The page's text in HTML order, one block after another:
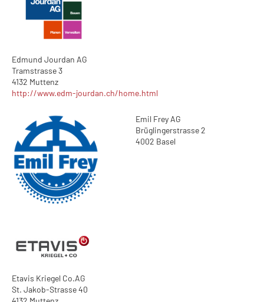
Edmund Jourdan AG
Tramstrasse 3
4132 Muttenz
http://www.edm-jourdan.ch/home.html
Emil Frey AG
Brüglingerstrasse 2
4002 Basel
Etavis Kriegel Co.AG
St. Jakob-Strasse 40